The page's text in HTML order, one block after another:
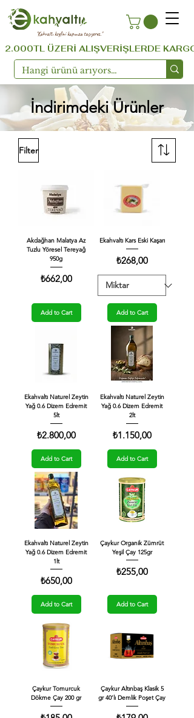
''Kahvaltı keyfini kapınıza taşıyoruz.''
2.000TL ÜZERİ ALIŞVERİŞLERDE KARGO
İndirimdeki Ürünler
Filter
Akdağhan Malatya Az
Tuzlu Yöresel Tereyağ
950g
Price
₺662,00
Add to Cart
Ekahvaltı Kars Eski Kaşarı
Price
₺268,00
Add to Cart
Ekahvaltı Naturel Zeytin
Yağ 0.6 Dizem Edremit
5lt
Price
₺2.800,00
Add to Cart
Ekahvaltı Naturel Zeytin
Yağ 0.6 Dizem Edremit
2lt
Price
₺1.150,00
Add to Cart
Ekahvaltı Naturel Zeytin
Yağ 0.6 Dizem Edremit
1lt
Price
₺650,00
Add to Cart
Çaykur Organik Zümrüt
Yeşil Çay 125gr
Price
₺255,00
Add to Cart
Çaykur Tomurcuk
Dökme Çay 200 gr
Çaykur Altınbaş Klasik 5
gr 40’lı Demlik Poşet Çay